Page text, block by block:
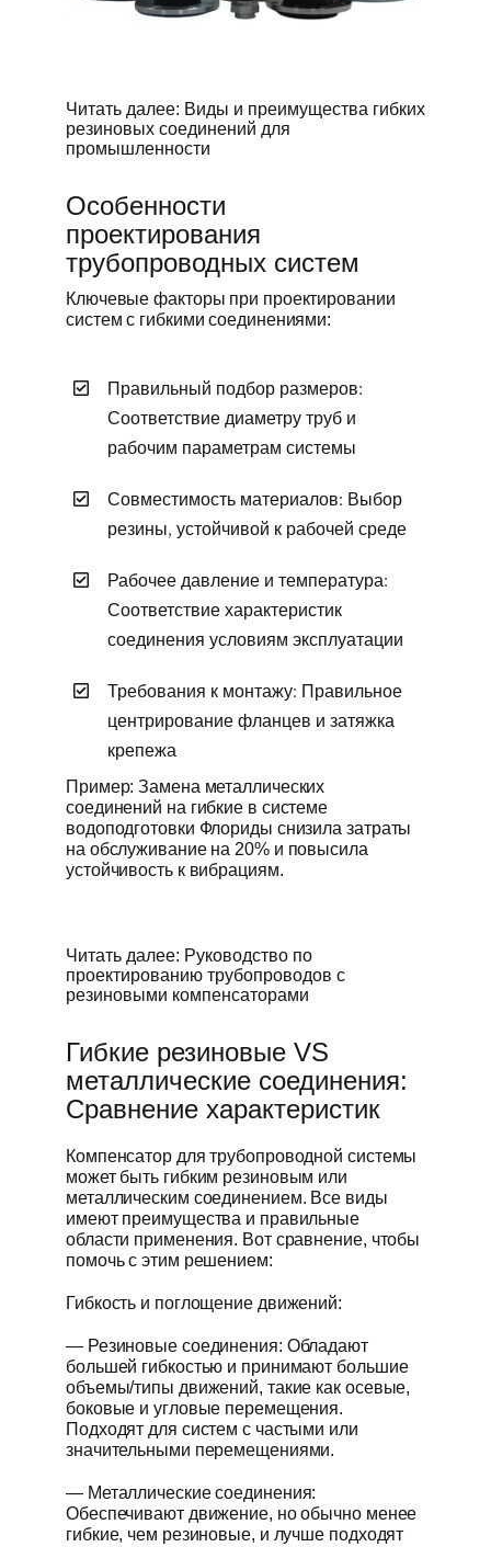
Читать далее: Виды и преимущества гибких
резиновых соединений для
промышленности
Особенности
проектирования
трубопроводных систем
Ключевые факторы при проектировании
систем с гибкими соединениями:
Правильный подбор размеров:
Соответствие диаметру труб и
рабочим параметрам системы
Совместимость материалов: Выбор
резины, устойчивой к рабочей среде
Рабочее давление и температура:
Соответствие характеристик
соединения условиям эксплуатации
Требования к монтажу: Правильное
центрирование фланцев и затяжка
крепежа
Пример: Замена металлических
соединений на гибкие в системе
водоподготовки Флориды снизила затраты
на обслуживание на 20% и повысила
устойчивость к вибрациям.
Читать далее: Руководство по
проектированию трубопроводов с
резиновыми компенсаторами
Гибкие резиновые VS
металлические соединения:
Сравнение характеристик
Компенсатор для трубопроводной системы
может быть гибким резиновым или
металлическим соединением. Все виды
имеют преимущества и правильные
области применения. Вот сравнение, чтобы
помочь с этим решением:
Гибкость и поглощение движений:
— Резиновые соединения: Обладают
большей гибкостью и принимают большие
объемы/типы движений, такие как осевые,
боковые и угловые перемещения.
Подходят для систем с частыми или
значительными перемещениями.
— Металлические соединения:
Обеспечивают движение, но обычно менее
гибкие, чем резиновые, и лучше подходят